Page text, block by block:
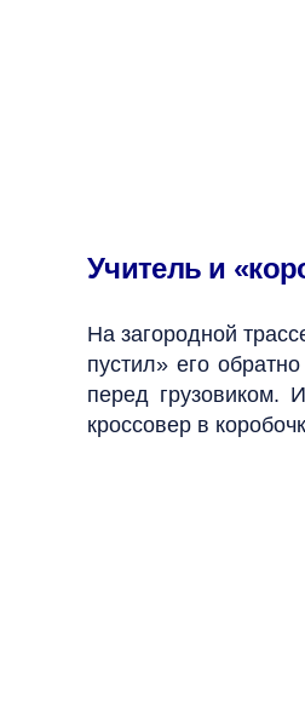
Учитель и
На загородной
пустил» его
перед грузовиком.
кроссовер в